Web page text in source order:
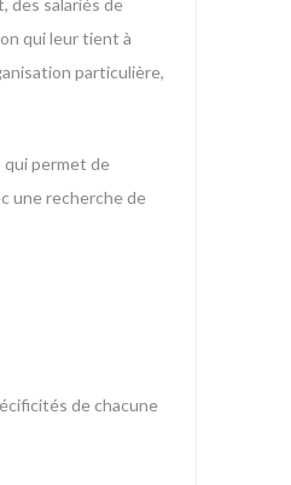
des salariés de
qui leur tient à
particulière,
qui permet de
une recherche de
de chacune